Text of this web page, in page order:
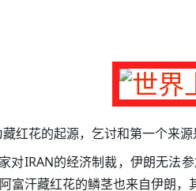
红花的起源，乞讨和第一个来源
对IRAN的经济制裁，伊朗无法
富汗藏红花的鳞茎也来自伊朗，